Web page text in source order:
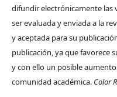
difundir electrónicamente las
ser evaluada y enviada a la
y aceptada para su
publicación, ya que favorece
y con ello un posible
comunidad académica. Color